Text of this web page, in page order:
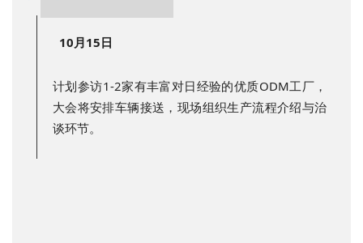
10月15日
计划参访1-2家有丰富对日经验的优质ODM工厂，
大会将安排车辆接送，现场组织生产流程介绍与治
谈环节。